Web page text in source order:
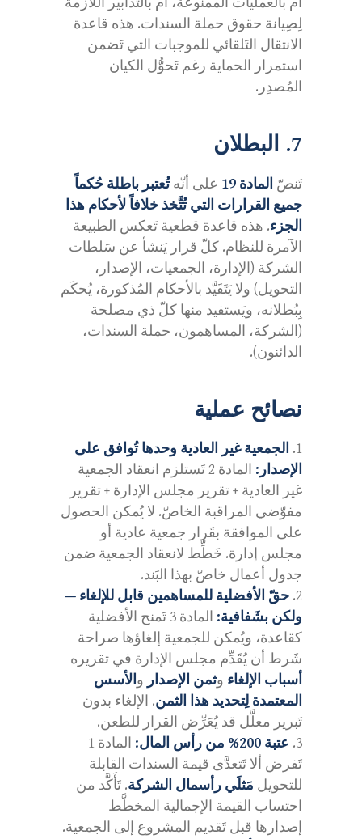
لِصِيانة حقوق حملة السندات. هذه قاعدة
الانتقال التَلقائي للموجبات التي تَضمن
استمرار الحماية رغم تَحوُّل الكيان
المُصدِر.
7. البطلان
تَنصّ المادة 19 على أنّهتُعتبر باطلة حُكماً
جميع القرارات التي تُتَّخذ خلافاً لأحكام هذا
الجزء. هذه قاعدة قطعية تَعكس الطبيعة
الآمرة للنظام. كلّ قرار يَنشأ عن سَلطات
الشركة (الإدارة، الجمعيات، الإصدار،
التحويل) ولا يَتَقَيَّد بالأحكام المُذكورة، يُحكَم
بِبُطلانه، ويَستفيد منها كلّ ذي مصلحة
(الشركة، المساهمون، حملة السندات،
الدائنون).
نصائح عملية
الجمعية غير العادية وحدها تُوافق على
الإصدار:
المادة 2 تَستلزم انعقاد الجمعية
غير العادية + تقرير مجلس الإدارة + تقرير
مفوّضي المراقبة الخاصّ. لا يُمكن الحصول
على الموافقة بقَرار جمعية عادية أو
مجلس إدارة. خَطِّط لانعقاد الجمعية ضمن
جدول أعمال خاصّ بهذا البَند.
حقّ الأفضلية للمساهمين قابل للإلغاء —
ولكن بشَفافية:
المادة 3 تَمنح الأفضلية
كقاعدة، ويُمكن للجمعية إلغاؤها صراحة
شَرط أن يُقَدِّم مجلس الإدارة في تقريره
أسباب الإلغاء وثمن الإصدار و الأسس
المعتمدة لِتحديد هذا الثمن. الإلغاء بدون
تَبرير معلَّل قد يُعَرِّض القرار للطعن.
عتبة 200% من رأس المال:
المادة 1
تَفرض ألا تَتعدَّى قيمة السندات القابلة
للتحويل مَثلَي رأسمال الشركة. تَأَكَّد من
احتساب القيمة الإجمالية المخطَّط
إصدارها قبل تَقديم المشروع إلى الجمعية.